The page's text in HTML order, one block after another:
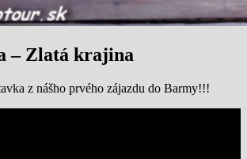
– Zlatá krajina
z nášho prvého zájazdu do Barmy!!!